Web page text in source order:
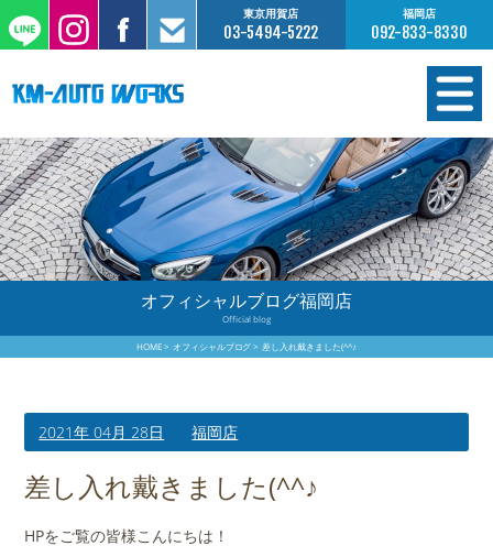
東京用賀店
03-5494-5222
福岡店
092-833-8330
在庫情報
オーダー販売
工場サービス
保証について
買取査定のご案内
店舗案内
オフィシャルブログ福岡店
Official blog
HOME オフィシャルブログ 差し入れ戴きました(^^♪
2021年 04月 28日 福岡店
差し入れ戴きました(^^♪
HPをご覧の皆様こんにちは！